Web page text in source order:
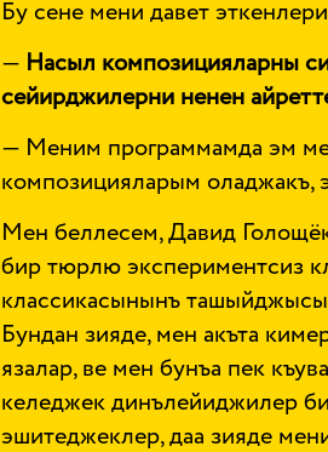
Бу сене мени давет
— Насыл композицияларны
сейирджилерни ненен
— Меним программамда эм
композицияларым оладжакъ,
Мен беллесем, Давид
бир тюрлю экспериментсиз
классикасынынъ
Бундан зияде, мен акъта
язалар, ве мен бунъа пек
келеджек динълейиджилер
эшитеджеклер, даа зияде